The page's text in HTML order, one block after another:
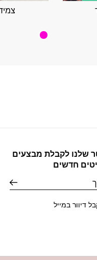
שלנו לקבלת מבצעים
חדשים
דיוור במייל